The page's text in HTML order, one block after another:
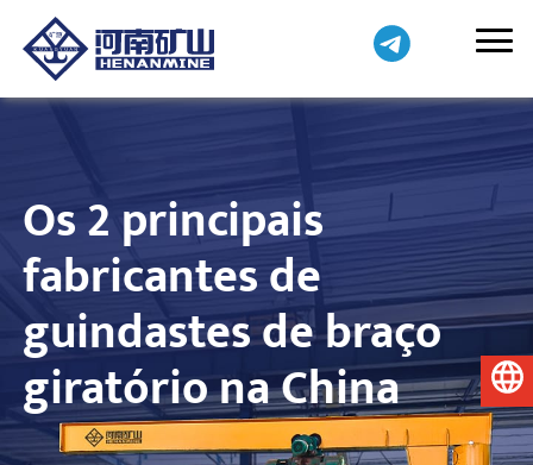
Os 2 principais
fabricantes de
guindastes de braço
giratório na China Português do Brasil